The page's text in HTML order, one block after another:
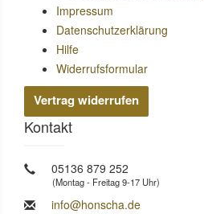
Impressum
Datenschutzerklärung
Hilfe
Widerrufsformular
Vertrag widerrufen
Kontakt
05136 879 252
(Montag - Freitag 9-17 Uhr)
info@honscha.de